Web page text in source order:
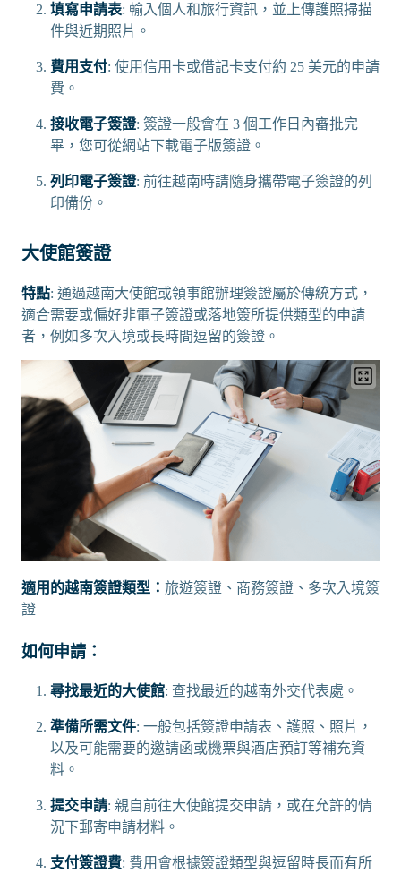
填寫申請表: 輸入個人和旅行資訊，並上傳護照掃描
件與近期照片。
費用支付: 使用信用卡或借記卡支付約 25 美元的申請
費。
接收電子簽證: 簽證一般會在 3 個工作日內審批完
畢，您可從網站下載電子版簽證。
列印電子簽證: 前往越南時請隨身攜帶電子簽證的列
印備份。
大使館簽證
特點: 通過越南大使館或領事館辦理簽證屬於傳統方式，
適合需要或偏好非電子簽證或落地簽所提供類型的申請
者，例如多次入境或長時間逗留的簽證。
適用的越南簽證類型： 旅遊簽證、商務簽證、多次入境簽
證
如何申請：
尋找最近的大使館: 查找最近的越南外交代表處。
準備所需文件: 一般包括簽證申請表、護照、照片，
以及可能需要的邀請函或機票與酒店預訂等補充資
料。
提交申請: 親自前往大使館提交申請，或在允許的情
況下郵寄申請材料。
支付簽證費: 費用會根據簽證類型與逗留時長而有所